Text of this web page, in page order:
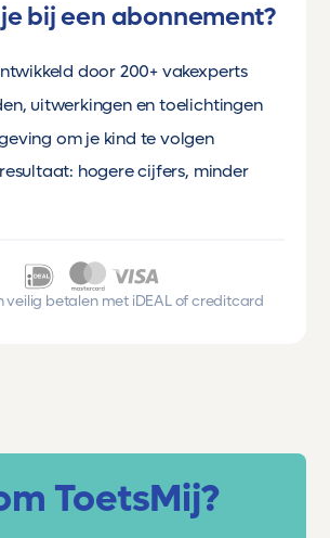
bij een abonnement?
door 200+ vakexperts
uitwerkingen en toelichtingen
om je kind te volgen
hogere cijfers, minder
veilig betalen met iDEAL of creditcard
ToetsMij?